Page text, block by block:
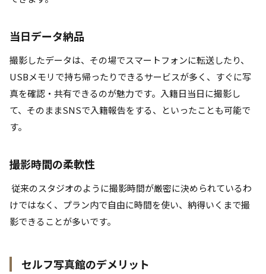
当日データ納品
撮影したデータは、その場でスマートフォンに転送したり、
USBメモリで持ち帰ったりできるサービスが多く、すぐに写
真を確認・共有できるのが魅力です。入籍日当日に撮影し
て、そのままSNSで入籍報告をする、といったことも可能で
す。
撮影時間の柔軟性
従来のスタジオのように撮影時間が厳密に決められているわ
けではなく、プラン内で自由に時間を使い、納得いくまで撮
影できることが多いです。
セルフ写真館のデメリット